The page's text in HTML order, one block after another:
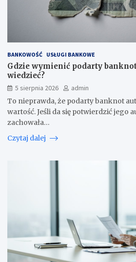
BANKOWOŚĆ USŁUGI BANKOWE
Gdzie wymienić podarty
wiedzieć?
5 sierpnia 2026
admin
To nieprawda, że podarty banknot
wartość. Jeśli da się potwierdzić jego
zachowała…
Czytaj dalej